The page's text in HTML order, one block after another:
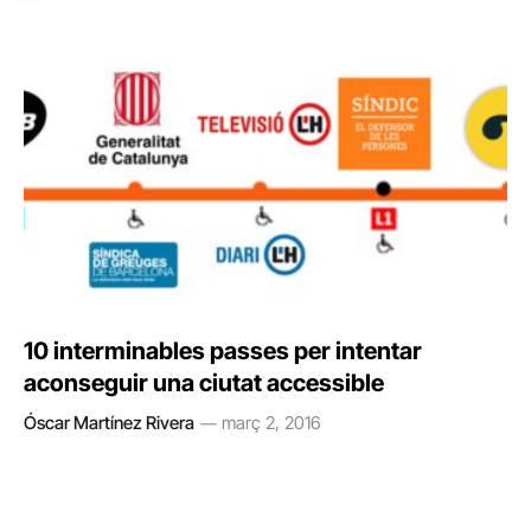
10 interminables passes per intentar
aconseguir una ciutat accessible
Óscar Martínez Rivera març 2, 2016